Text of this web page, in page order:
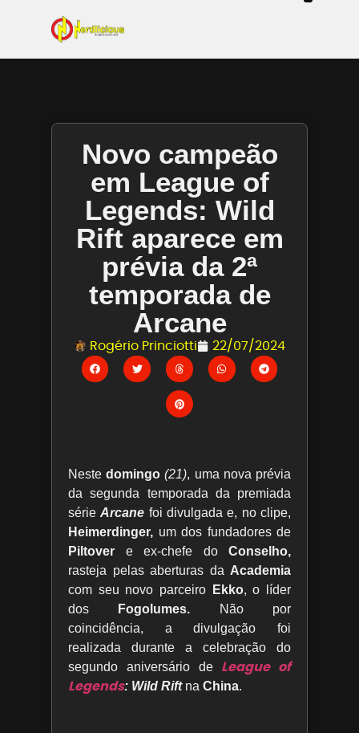
Novo campeão
em League of
Legends: Wild
Rift aparece em
prévia da 2ª
temporada de
Arcane
Rogério Princiotti 22/07/2024
Nestedomingo (21), uma nova prévia
da segunda temporada da premiada
sérieArcane foi divulgada e, no clipe,
Heimerdinger, um dos fundadores de
Piltover e ex-chefe do Conselho,
rasteja pelas aberturas da Academia
com seu novo parceiro
Ekko, o líder
dos
Fogolumes. Não por
coincidência, a divulgação foi
realizada durante a celebração do
segundo aniversário de League of
Legends: Wild Riftna China.